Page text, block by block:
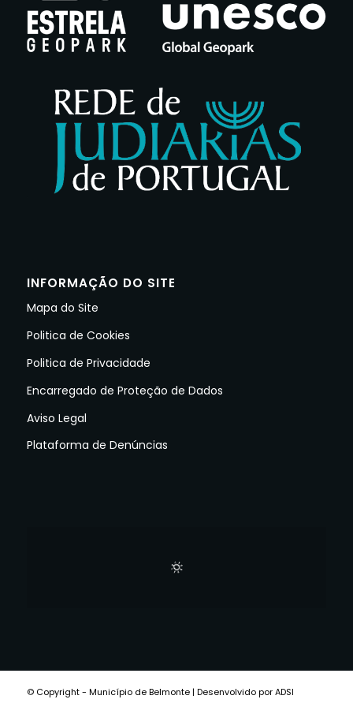
INFORMAÇÃO DO SITE
Mapa do Site
Politica de Cookies
Politica de Privacidade
Encarregado de Proteção de Dados
Aviso Legal
Plataforma de Denúncias
© Copyright - Município de Belmonte | Desenvolvido por ADSI